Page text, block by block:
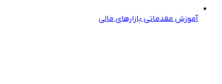
آموزش مقدماتی بازارهای مالی